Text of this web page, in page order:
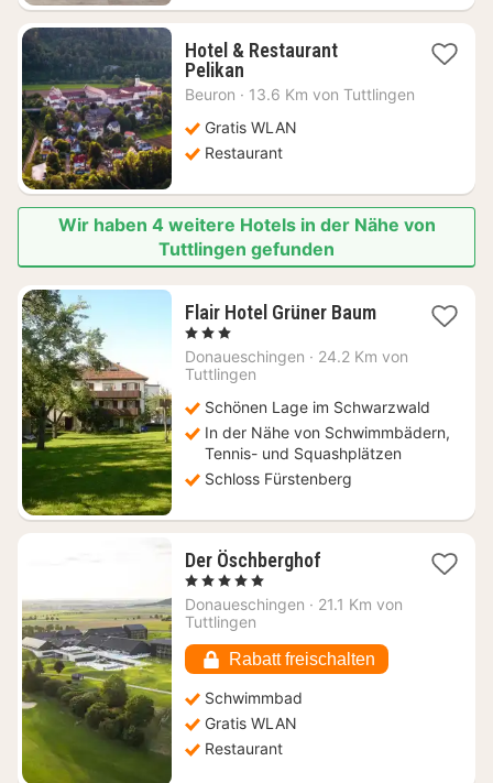
Hotel & Restaurant
Pelikan1
Nacht
143,83
€
Beuron · 13.6 Km von Tuttlingen
Gratis WLAN
Restaurant
Wir haben 4 weitere Hotels in der Nähe von
Tuttlingen gefunden
Flair Hotel Grüner Baum3
ab
, 3 Sterne
Donaueschingen · 24.2 Km von
Tuttlingen
Schönen Lage im Schwarzwald
In der Nähe von Schwimmbädern,
Tennis- und Squashplätzen
Schloss Fürstenberg
Der Öschberghof1
ab
, 5 Sterne
Donaueschingen · 21.1 Km von
Tuttlingen
Rabatt freischalten
Schwimmbad
Gratis WLAN
Restaurant